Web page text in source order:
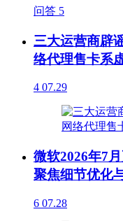
问答 5
三大运营商辟
络代理售卡系
4 07.29
微软2026年7
聚焦细节优化
6 07.28